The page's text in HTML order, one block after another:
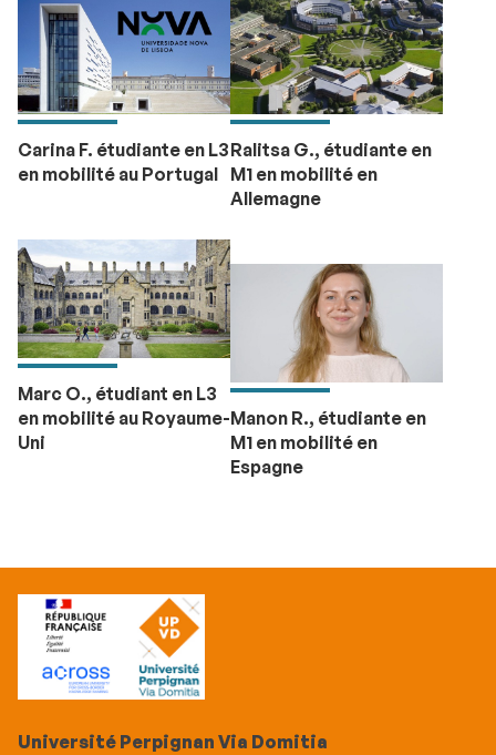
Carina F. étudiante en L3
en mobilité au Portugal
Ralitsa G., étudiante en
M1 en mobilité en
Allemagne
Marc O., étudiant en L3
en mobilité au Royaume-
Uni
Manon R., étudiante en
M1 en mobilité en
Espagne
Université Perpignan Via Domitia